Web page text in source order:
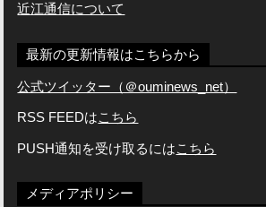
近江通信について
最新の更新情報はこちらから
公式ツイッター（＠ouminews_net）
RSS FEEDはこちら
PUSH通知を受け取るにはこちら
メディアポリシー